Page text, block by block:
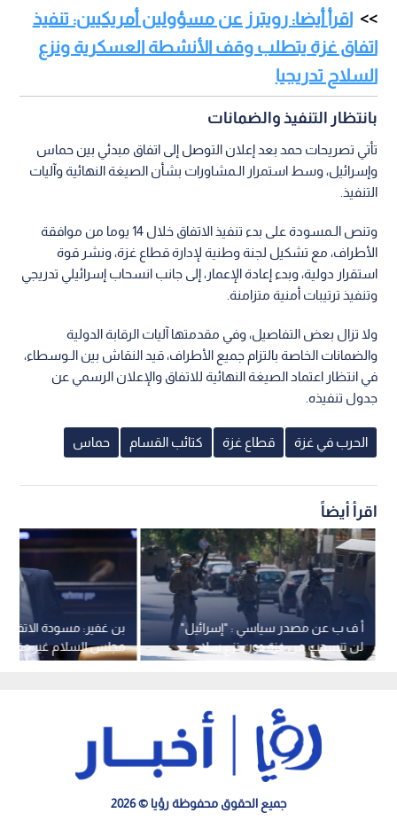
اقرأ أيضا: رويترز عن مسؤولين أمريكيين: تنفيذ
اتفاق غزة يتطلب وقف الأنشطة العسكرية ونزع
السلاح تدريجيا
بانتظار التنفيذ والضمانات
تأتي تصريحات حمد بعد إعلان التوصل إلى اتفاق مبدئي بين حماس
وإسرائيل، وسط استمرار الـمشاورات بشأن الصيغة النهائية وآليات
التنفيذ.
وتنص الـمسودة على بدء تنفيذ الاتفاق خلال 14 يوما من موافقة
الأطراف، مع تشكيل لجنة وطنية لإدارة قطاع غزة، ونشر قوة
استقرار دولية، وبدء إعادة الإعمار، إلى جانب انسحاب إسرائيلي تدريجي
وتنفيذ ترتيبات أمنية متزامنة.
ولا تزال بعض التفاصيل، وفي مقدمتها آليات الرقابة الدولية
والضمانات الخاصة بالتزام جميع الأطراف، قيد النقاش بين الـوسطاء،
في انتظار اعتماد الصيغة النهائية للاتفاق والإعلان الرسمي عن
جدول تنفيذه.
الحرب في غزة قطاع غزة كتائب القسام حماس
اقرأ أيضاً
بن غفير: مسودة الاتفاق
مجلس السلام غير
أ ف ب عن مصدر سياسي : "إسرائيل"
لن تنسحب من غزة دون نزع سلاح
حماس "بشكل حقيقي"
جميع الحقوق محفوظة رؤيا © 2026